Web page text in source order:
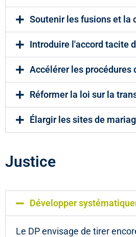
Soutenir les fusions et
Introduire l'accord tacite
Accélérer les procédures
Réformer la loi sur la
Élargir les sites de
Justice
Développer
Le DP envisage de tirer